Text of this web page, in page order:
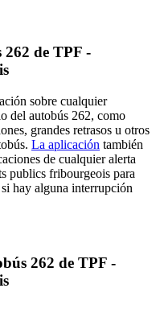
262 de TPF -
sobre cualquier
del autobús 262, como
grandes retrasos u otros
La aplicación también
de cualquier alerta
publics fribourgeois para
hay alguna interrupción
262 de TPF -